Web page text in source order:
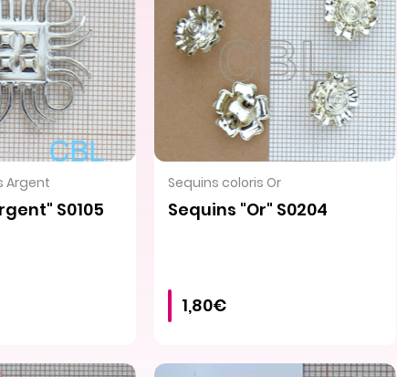
PRODUIT
Argent
S0105
VOIR LE PRODUIT
Sequins coloris Or
Sequins "Or" S0204
1,80€